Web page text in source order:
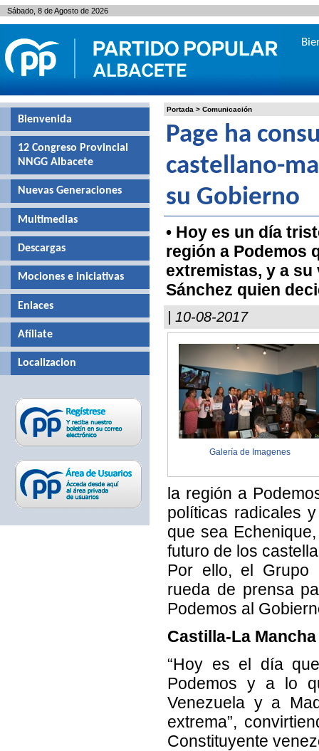
Portada > Comunicación
Page ha
castellano-
su Gobierno
• Hoy es un día
región a Podemos
extremistas, y a su
Sánchez quien
| 10-08-2017
Galería de Imagenes
la región a
políticas radicales
que sea
futuro de los
Por ello, el Grupo
rueda de prensa
Podemos al
Castilla-La
“Hoy es el día
Podemos y a lo
Venezuela y a
extrema”,
Constituyente
Bienvenida
12 Congreso Provincial
NNGG Albacete
Nuevas Generaciones
Multimedias
Descargas
Mociones e iniciativas
Enlaces
Afíliate
Localizacion
Sábado, 8 de Agosto de 2026